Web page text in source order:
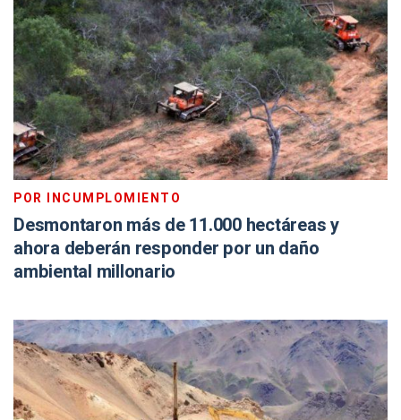
POR INCUMPLOMIENTO
Desmontaron más de 11.000 hectáreas y
ahora deberán responder por un daño
ambiental millonario